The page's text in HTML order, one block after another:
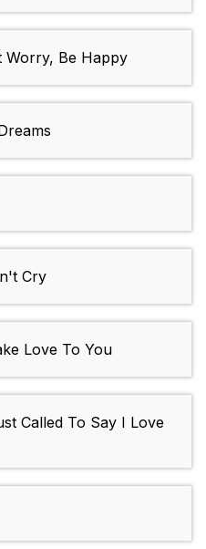
Worry, Be Happy
Cry
Love To You
Called To Say I Love